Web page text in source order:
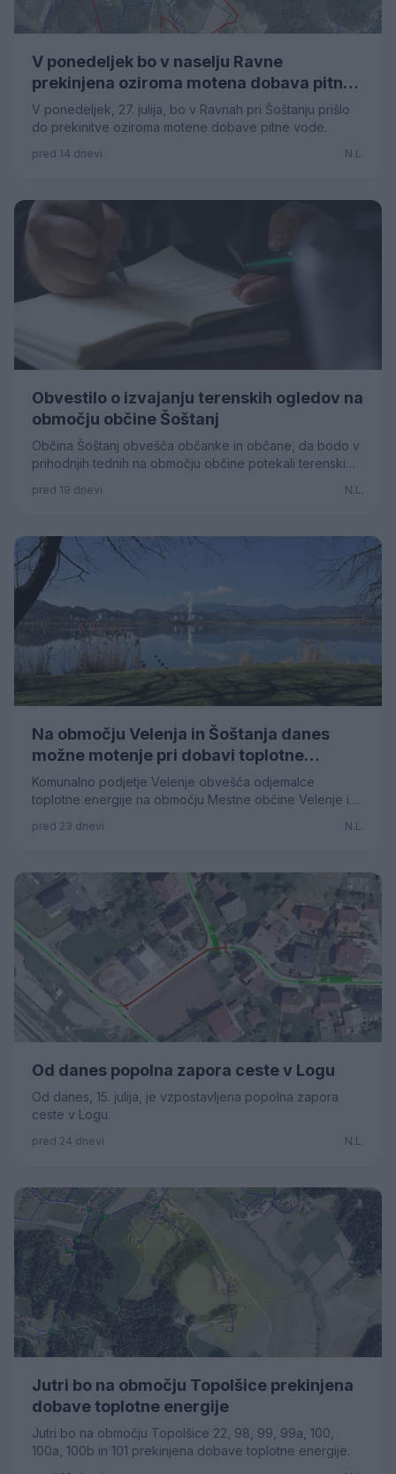
V ponedeljek bo v naselju Ravne
prekinjena oziroma motena dobava pitne
vode
V ponedeljek, 27. julija, bo v Ravnah pri Šoštanju prišlo
do prekinitve oziroma motene dobave pitne vode.
pred 14 dnevi N.L.
Obvestilo o izvajanju terenskih ogledov na
območju občine Šoštanj
Občina Šoštanj obvešča občanke in občane, da bodo v
prihodnjih tednih na območju občine potekali terenski
področja geologije.
pred 19 dnevi N.L.
Na območju Velenja in Šoštanja danes
možne motenje pri dobavi toplotne
energije za ogrevanje in pripravo tople
sanitarne vode
Komunalno podjetje Velenje obvešča odjemalce
toplotne energije na območju Mestne občine Velenje in
toplotne energije v Termoelektrarni Šoštanj prišlo do
pred 23 dnevi N.L.
Od danes popolna zapora ceste v Logu
Od danes, 15. julija, je vzpostavljena popolna zapora
ceste v Logu.
pred 24 dnevi N.L.
Jutri bo na območju Topolšice prekinjena
dobave toplotne energije
Jutri bo na območju Topolšice 22, 98, 99, 99a, 100,
100a, 100b in 101 prekinjena dobave toplotne energije.